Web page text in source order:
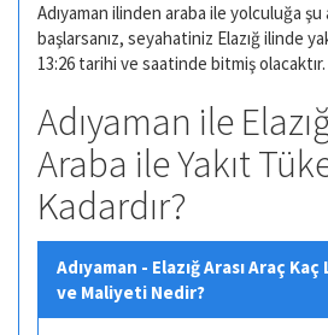
Adıyaman ilinden araba ile yolculuğa şu
başlarsanız, seyahatiniz Elazığ ilinde
13:26 tarihi ve saatinde bitmiş olacaktır.
Adıyaman ile
Araba ile Yakıt
Kadardır?
Adıyaman - Elazığ Arası Araç
ve Maliyeti Nedir?